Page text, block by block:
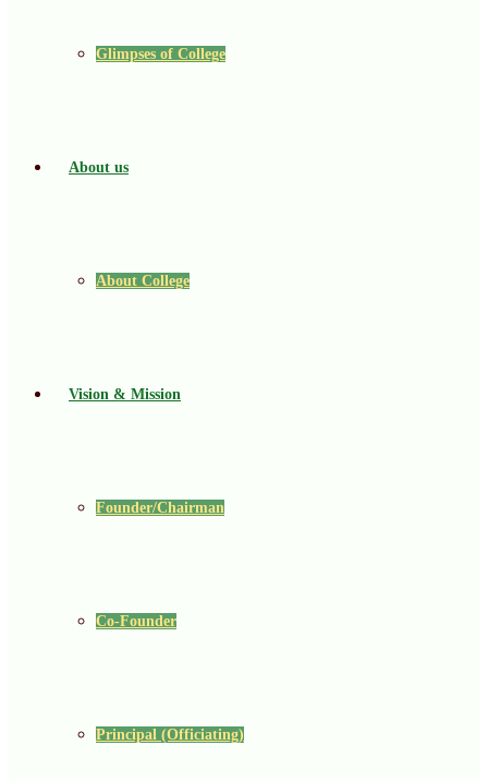
Glimpses of College
About us
About College
Vision & Mission
Founder/Chairman
Co-Founder
Principal (Officiating)